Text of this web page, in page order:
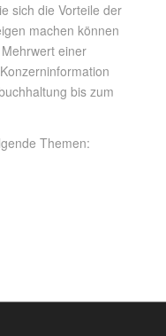
sich die Vorteile der
machen können
einer
bis zum
Themen: